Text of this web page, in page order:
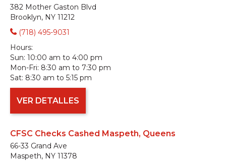
382 Mother Gaston Blvd
Brooklyn, NY 11212
(718) 495-9031
Hours:
Sun: 10:00 am to 4:00 pm
Mon-Fri: 8:30 am to 7:30 pm
Sat: 8:30 am to 5:15 pm
VER DETALLES
CFSC Checks Cashed Maspeth, Queens
66-33 Grand Ave
Maspeth, NY 11378